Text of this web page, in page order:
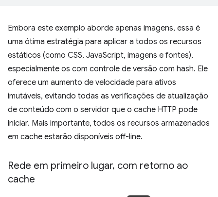
Embora este exemplo aborde apenas imagens, essa é
uma ótima estratégia para aplicar a todos os recursos
estáticos (como CSS, JavaScript, imagens e fontes),
especialmente os com controle de versão com hash. Ele
oferece um aumento de velocidade para ativos
imutáveis, evitando todas as verificações de atualização
de conteúdo com o servidor que o cache HTTP pode
iniciar. Mais importante, todos os recursos armazenados
em cache estarão disponíveis off-line.
Rede em primeiro lugar, com retorno ao
cache